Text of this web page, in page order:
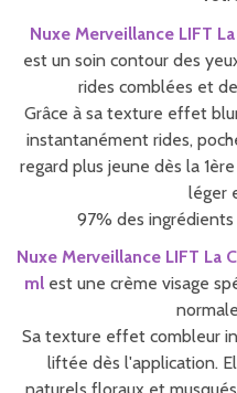
Nuxe Merveillance LIFT
est un soin contour des
rides comblées et
Grâce à sa texture effet
instantanément rides,
regard plus jeune dès la
léger
97% des
Nuxe Merveillance LIFT La
ml est une crème visage
Sa texture effet combleur
liftée dès l'application.